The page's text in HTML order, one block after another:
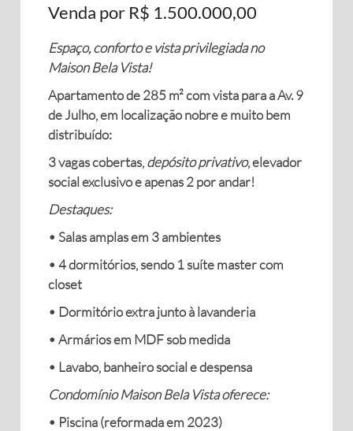
Venda por R$ 1.500.000,00
Espaço, conforto e vista privilegiada no
Maison Bela Vista!
Apartamento de 285 m² com vista para a Av. 9
de Julho, em localização nobre e muito bem
distribuído:
3 vagas cobertas,depósito privativo, elevador
social exclusivo e apenas 2 por andar!
Destaques:
• Salas amplas em 3 ambientes
• 4 dormitórios, sendo 1 suíte master com
closet
• Dormitório extra junto à lavanderia
• Armários em MDF sob medida
• Lavabo, banheiro social e despensa
Condomínio Maison Bela Vista oferece:
• Piscina (reformada em 2023)